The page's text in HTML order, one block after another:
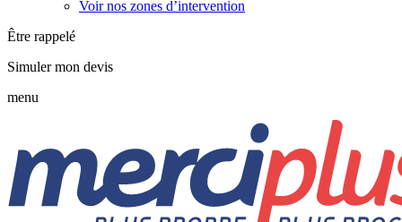
Voir nos zones d’intervention
Être rappelé
Simuler mon devis
menu